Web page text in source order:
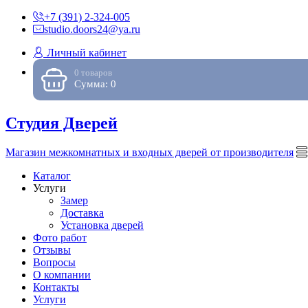
+7 (391) 2-324-005
studio.doors24@ya.ru
Личный кабинет
0 товаров
Сумма: 0
Студия Дверей
Магазин межкомнатных и входных дверей от производителя
Каталог
Услуги
Замер
Доставка
Установка дверей
Фото работ
Отзывы
Вопросы
О компании
Контакты
Услуги